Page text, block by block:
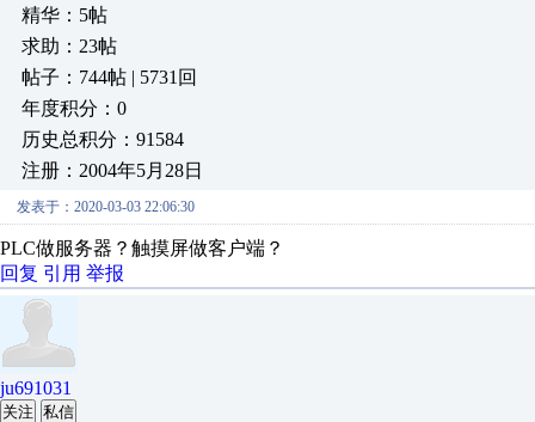
精华：5帖
求助：23帖
帖子：744帖 | 5731回
年度积分：0
历史总积分：91584
注册：2004年5月28日
发表于：2020-03-03 22:06:30
PLC做服务器？触摸屏做客户端？
回复 引用 举报
ju691031
关注 私信